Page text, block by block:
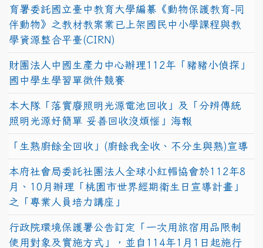
育署委託國立臺中教育大學編纂《動物保護教育-同
伴動物》之教材教案業已上架國民中小學課程與教
學資源整合平臺(CIRN)
財團法人中國生產力中心辦理112年「豬豬小偵探」
國中學生學習單徵件競賽
本大隊「落實廢照明光源電池回收」及「分辨傳統
照明光源好簡單 妥善回收沒煩惱」海報
「生熟廚餘全回收」(廚餘我全收、不分生與熟)宣導
本府社會局委託社團法人全球小紅帽協會於112年8
月、10月辦理「桃園市世界經期衛生日宣導計畫」
之「專業人員培力講座」
行政院環境保護署公告訂定「一次用旅宿用品限制
使用對象及實施方式」，並自114年1月1日起施行